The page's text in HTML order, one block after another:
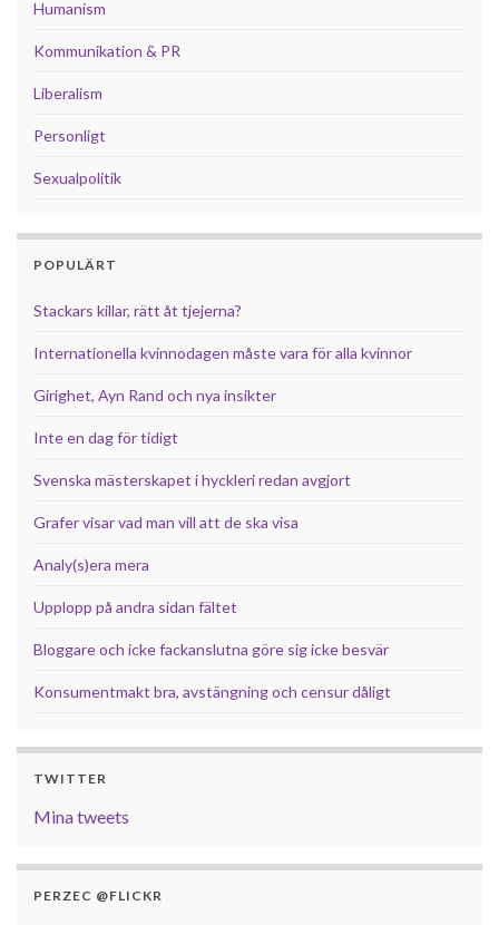
Humanism
Kommunikation & PR
Liberalism
Personligt
Sexualpolitik
POPULÄRT
Stackars killar, rätt åt tjejerna?
Internationella kvinnodagen måste vara för alla kvinnor
Girighet, Ayn Rand och nya insikter
Inte en dag för tidigt
Svenska mästerskapet i hyckleri redan avgjort
Grafer visar vad man vill att de ska visa
Analy(s)era mera
Upplopp på andra sidan fältet
Bloggare och icke fackanslutna göre sig icke besvär
Konsumentmakt bra, avstängning och censur dåligt
TWITTER
Mina tweets
PERZEC @FLICKR